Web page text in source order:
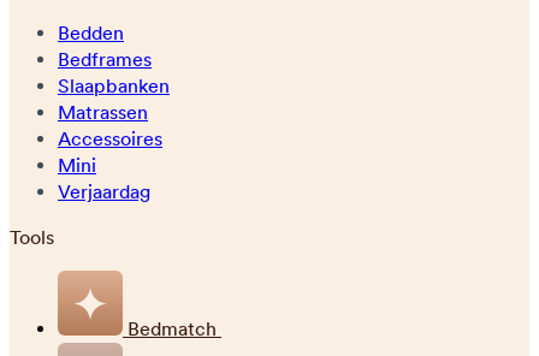
Bedden
Bedframes
Slaapbanken
Matrassen
Accessoires
Mini
Verjaardag
Tools
Bedmatch